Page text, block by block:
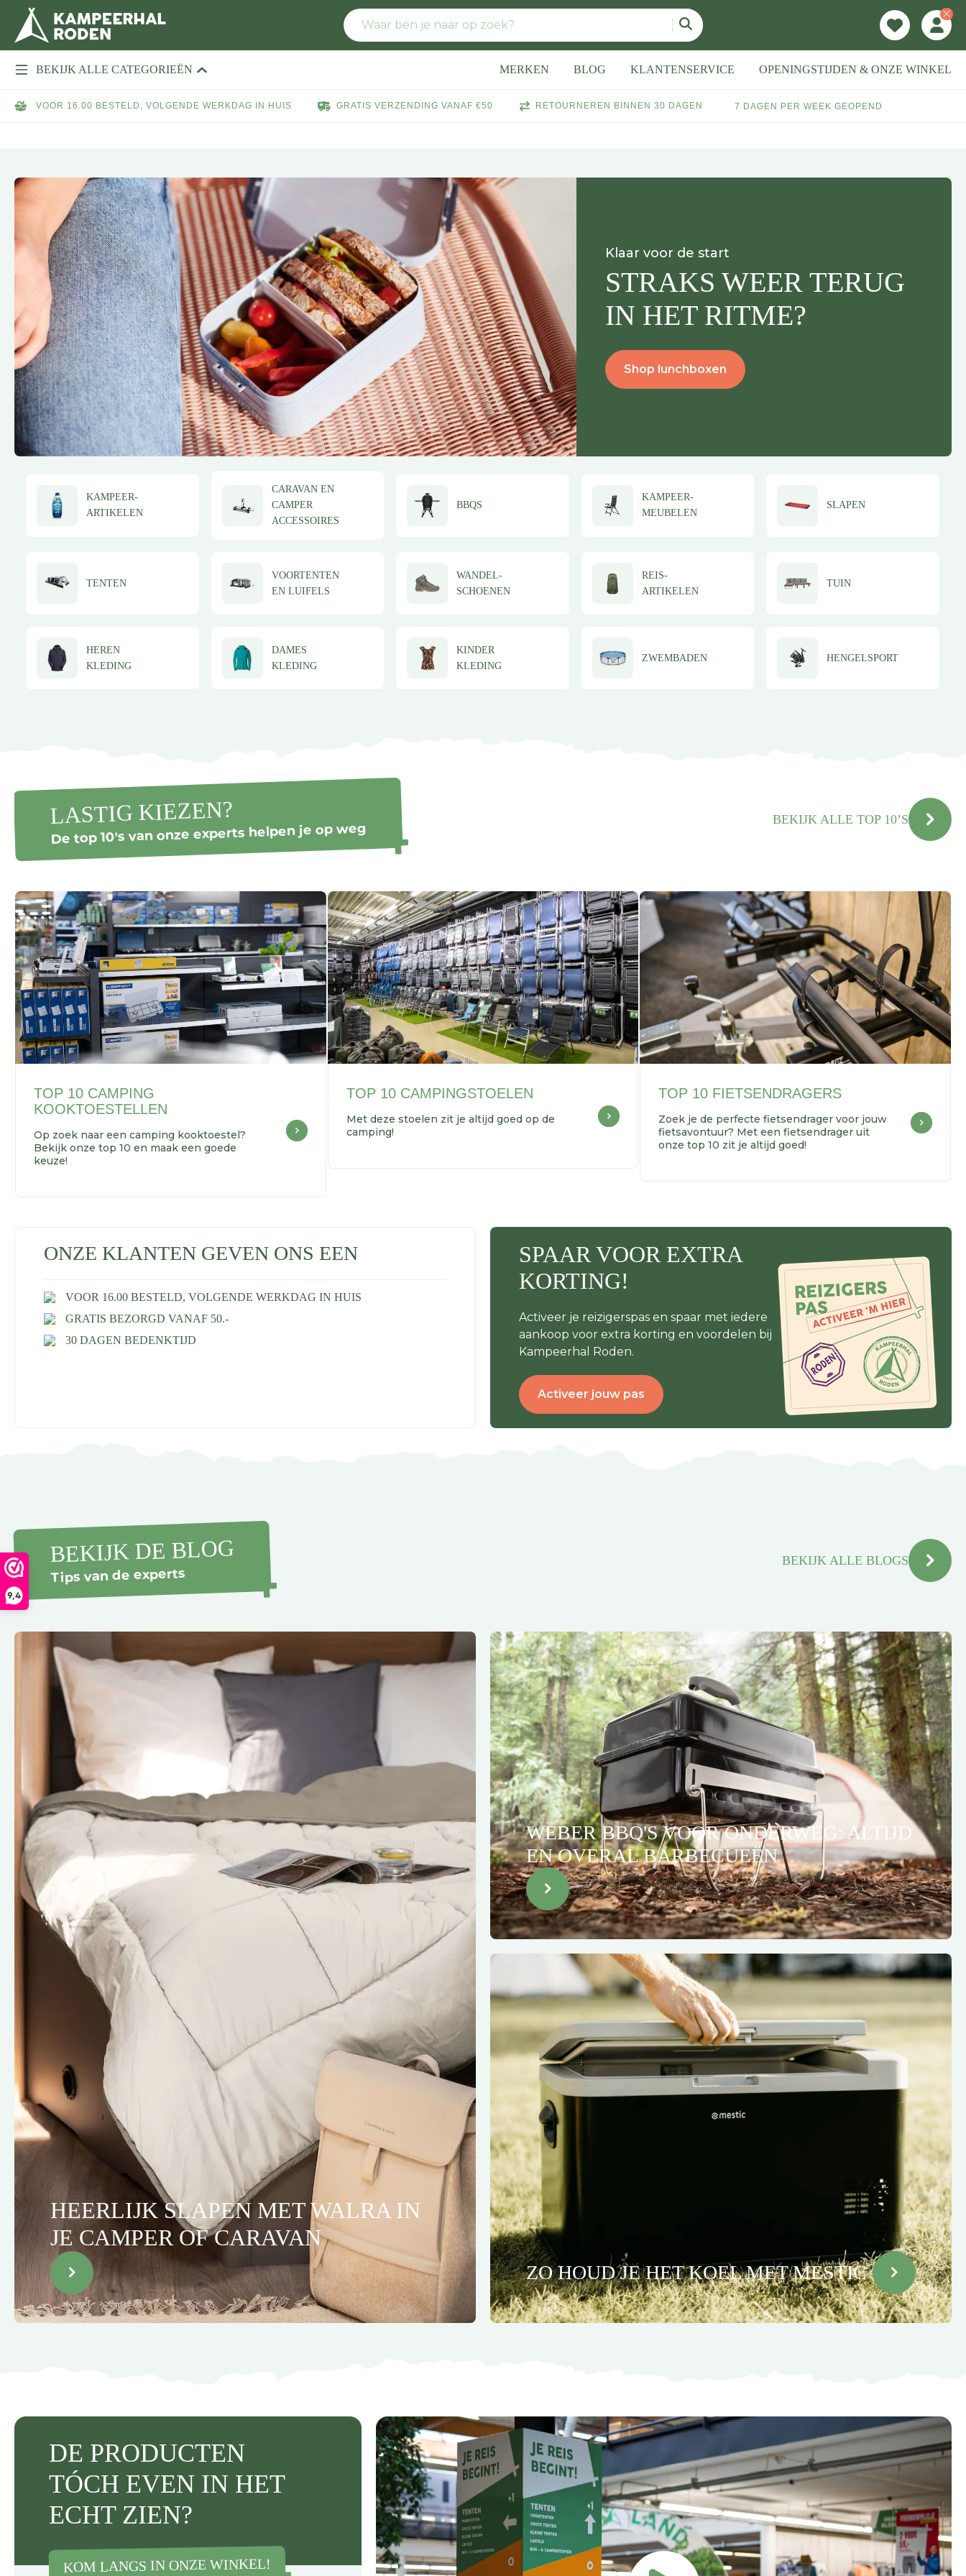
9,4
BEKIJK ALLE CATEGORIEËN MERKEN BLOG KLANTENSERVICE OPENINGSTIJDEN & ONZE WINKEL
VOOR 16.00 BESTELD, VOLGENDE WERKDAG IN HUIS GRATIS VERZENDING VANAF €50 RETOURNEREN BINNEN 30 DAGEN 7 DAGEN PER WEEK GEOPEND
Klaar voor de start
STRAKS WEER TERUG
IN HET RITME?
Shop lunchboxen
KAMPEER-
ARTIKELEN
CARAVAN EN
CAMPER
ACCESSOIRES
BBQS
KAMPEER-
MEUBELEN
SLAPEN
TENTEN
VOORTENTEN
EN LUIFELS
WANDEL-
SCHOENEN
REIS-
ARTIKELEN
TUIN
HEREN
KLEDING
DAMES
KLEDING
KINDER
KLEDING
ZWEMBADEN HENGELSPORT
LASTIG KIEZEN?
De top 10's van onze experts helpen je op weg
BEKIJK ALLE TOP 10’S
TOP 10 CAMPING
KOOKTOESTELLEN
Op zoek naar een camping kooktoestel?
Bekijk onze top 10 en maak een goede
keuze!
TOP 10 CAMPINGSTOELEN
Met deze stoelen zit je altijd goed op de
camping!
TOP 10 FIETSENDRAGERS
Zoek je de perfecte fietsendrager voor jouw
fietsavontuur? Met een fietsendrager uit
onze top 10 zit je altijd goed!
ONZE KLANTEN GEVEN ONS EEN
VOOR 16.00 BESTELD, VOLGENDE WERKDAG IN HUIS
GRATIS BEZORGD VANAF 50.-
30 DAGEN BEDENKTIJD
SPAAR VOOR EXTRA
KORTING!
Activeer je reizigerspas en spaar met iedere
aankoop voor extra korting en voordelen bij
Kampeerhal Roden.
Activeer jouw pas
BEKIJK DE BLOG
Tips van de experts
BEKIJK ALLE BLOGS
HEERLIJK SLAPEN MET WALRA IN
JE CAMPER OF CARAVAN
WEBER BBQ'S VOOR ONDERWEG: ALTIJD
EN OVERAL BARBECUEËN
ZO HOUD JE HET KOEL MET MESTIC
DE PRODUCTEN
TÓCH EVEN IN HET
ECHT ZIEN?
KOM LANGS IN ONZE WINKEL!